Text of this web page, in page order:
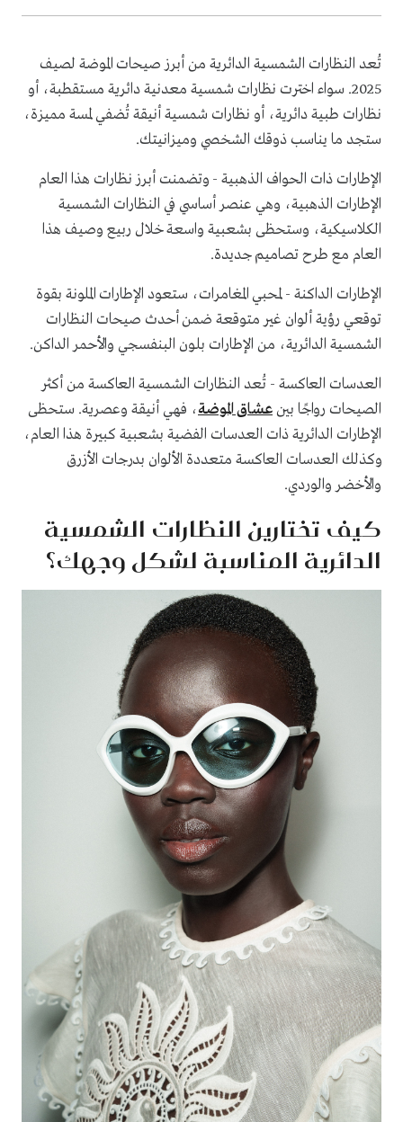
تُعد النظارات الشمسية الدائرية من أبرز صيحات الموضة لصيف
2025. سواء اخترت نظارات شمسية معدنية دائرية مستقطبة، أو
نظارات طبية دائرية، أو نظارات شمسية أنيقة تُضفي لمسة مميزة،
ستجد ما يناسب ذوقك الشخصي وميزانيتك.
الإطارات ذات الحواف الذهبية - وتضمنت أبرز نظارات هذا العام
الإطارات الذهبية، وهي عنصر أساسي في النظارات الشمسية
الكلاسيكية، وستحظى بشعبية واسعة خلال ربيع وصيف هذا
العام مع طرح تصاميم جديدة.
الإطارات الداكنة - لمحبي المغامرات، ستعود الإطارات الملونة بقوة
توقعي رؤية ألوان غير متوقعة ضمن أحدث صيحات النظارات
الشمسية الدائرية، من الإطارات بلون البنفسجي والأحمر الداكن.
العدسات العاكسة - تُعد النظارات الشمسية العاكسة من أكثر
الصيحات رواجًا بينعشاق الموضة، فهي أنيقة وعصرية. ستحظى
الإطارات الدائرية ذات العدسات الفضية بشعبية كبيرة هذا العام،
وكذلك العدسات العاكسة متعددة الألوان بدرجات الأزرق
والأخضر والوردي.
كيف تختارين النظارات الشمسية
الدائرية المناسبة لشكل وجهك؟